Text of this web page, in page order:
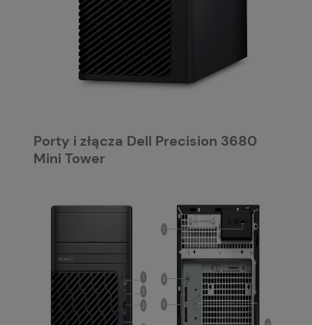
Porty i złącza Dell Precision 3680
Mini Tower